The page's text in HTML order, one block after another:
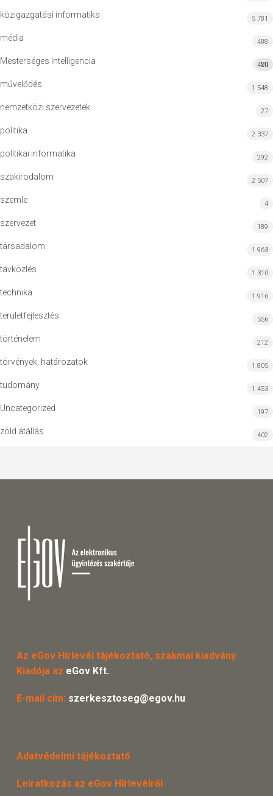
közigazgatási informatika 5 781
média 488
Mesterséges Intelligencia MI
420
művelődés 1 548
nemzetközi szervezetek 27
politika 2 337
politikai informatika 292
szakirodalom 2 507
szemle 4
szervezet 189
társadalom 1 963
távközlés 1 310
technika 1 916
területfejlesztés 556
történelem 212
törvények, határozatok 1 805
tudomány 1 453
Uncategorized 197
zöld átállás 402
Az eGov Hírlevél tájékoztató, szakmai kiadvány.
Kiadója az eGov Kft.
E-mail cím: szerkesztoseg@egov.hu
Adatvédelmi tájékoztató
Leiratkozás az eGov Hírlevélről